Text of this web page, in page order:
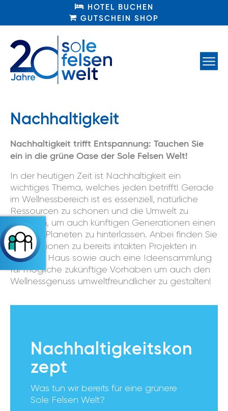
HOTEL BUCHEN
GUTSCHEIN SHOP
Nachhaltigkeit
Nachhaltigkeit trifft Entspannung: Tauchen Sie
ein in die grüne Oase der Sole Felsen Welt!
In der heutigen Zeit ist Nachhaltigkeit ein
wichtiges Thema, welches jeden betrifft! Gerade
im Wellnessbereich ist es essenziell, natürliche
Ressourcen zu schonen und die Umwelt zu
schützen, um auch künftigen Generationen einen
intakten Planeten zu hinterlassen. Anbei finden Sie
Informationen zu bereits intakten Projekten in
unserem Haus sowie auch eine Ideensammlung
für mögliche zukünftige Vorhaben um auch den
Wellnessgenuss umweltfreundlicher zu gestalten!
Nachhaltigkeitskon
zept
Was tun wir bereits für eine grünere
Sole Felsen Welt?
HOTEL BUCHEN
GUTSCHEIN SHOP